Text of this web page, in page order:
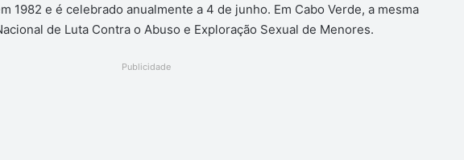
1982 e é celebrado anualmente a 4 de junho. Em Cabo Verde, a mesma
de Luta Contra o Abuso e Exploração Sexual de Menores.
Publicidade